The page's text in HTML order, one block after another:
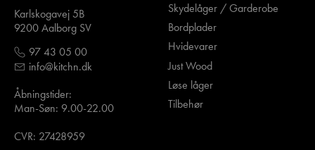
Karlskogavej 5B
9200 Aalborg SV
97 43 05 00
info@kitchn.dk
Åbningstider:
Man-Søn: 9.00-22.00
CVR: 27428959
Skydelåger / Garderobe
Bordplader
Hvidevarer
Just Wood
Løse låger
Tilbehør